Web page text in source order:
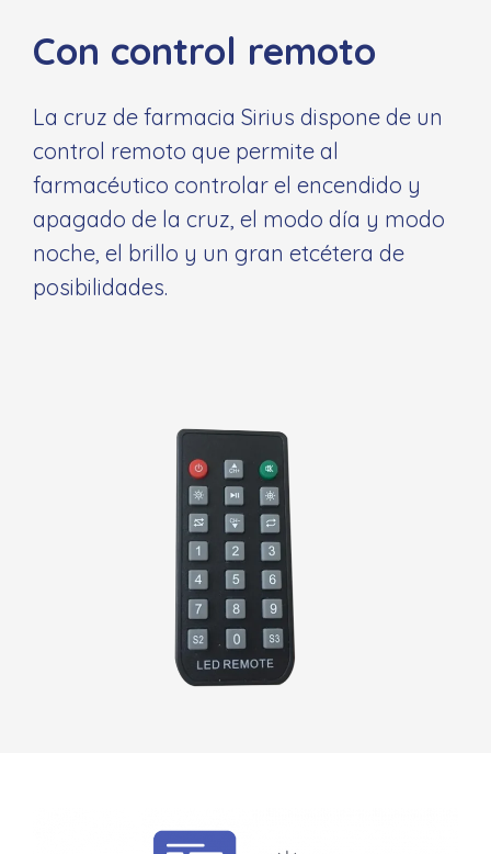
Con control remoto
La cruz de farmacia Sirius dispone de un
control remoto que permite al
farmacéutico controlar el encendido y
apagado de la cruz, el modo día y modo
noche, el brillo y un gran etcétera de
posibilidades.